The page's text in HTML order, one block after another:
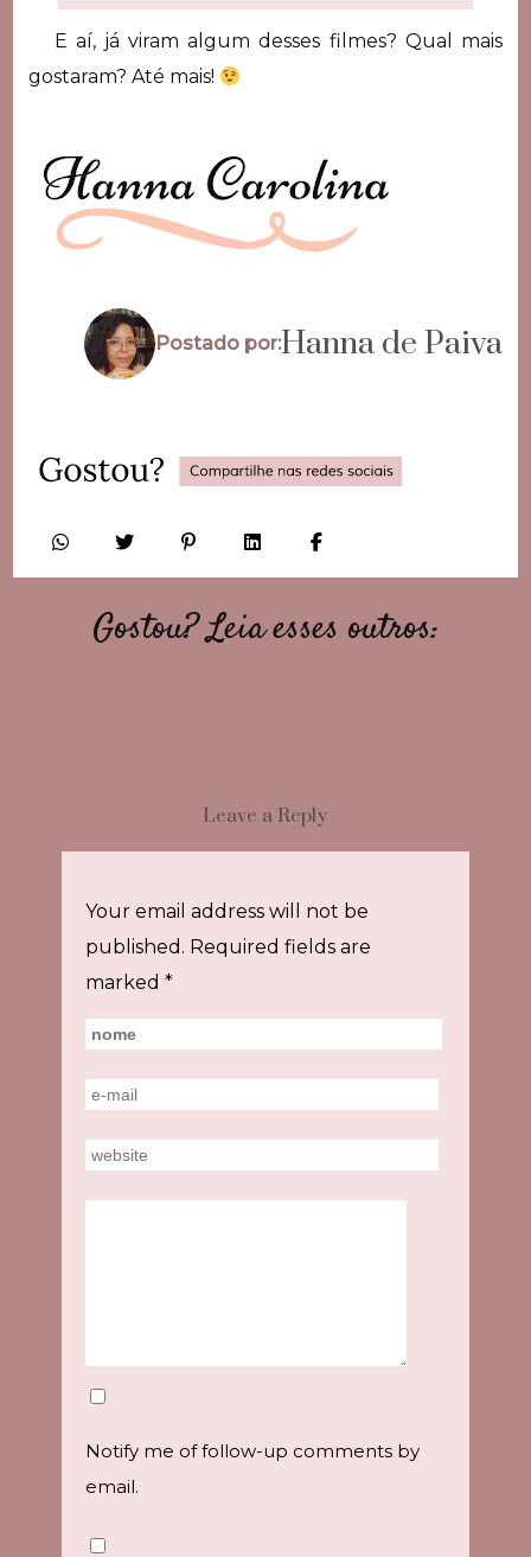
E aí, já viram algum desses filmes? Qual mais
gostaram? Até mais!
Postado por:Hanna de Paiva
Gostou? Leia esses outros:
Leave a Reply
Your email address will not be
published. Required fields are
marked *
Notify me of follow-up comments by
email.